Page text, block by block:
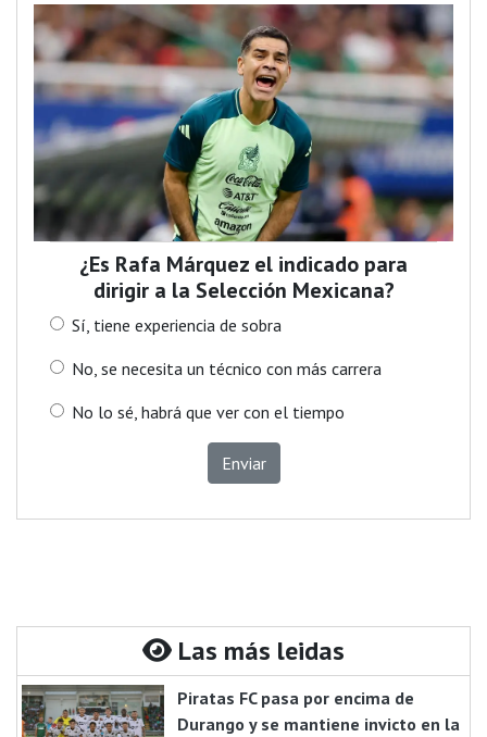
¿Es Rafa Márquez el indicado para
dirigir a la Selección Mexicana?
Sí, tiene experiencia de sobra
No, se necesita un técnico con más carrera
No lo sé, habrá que ver con el tiempo
Enviar
Las más leidas
Piratas FC pasa por encima de
Durango y se mantiene invicto en la